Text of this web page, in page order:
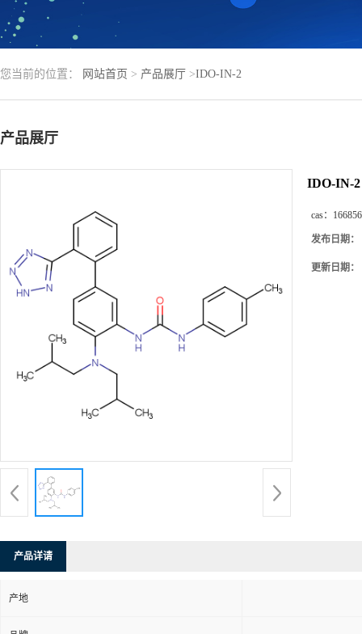
您当前的位置： 网站首页 > 产品展厅 >IDO-IN-2
产品展厅
IDO-IN-2
cas：
发布日期：
更新日期：
产品详请
产地